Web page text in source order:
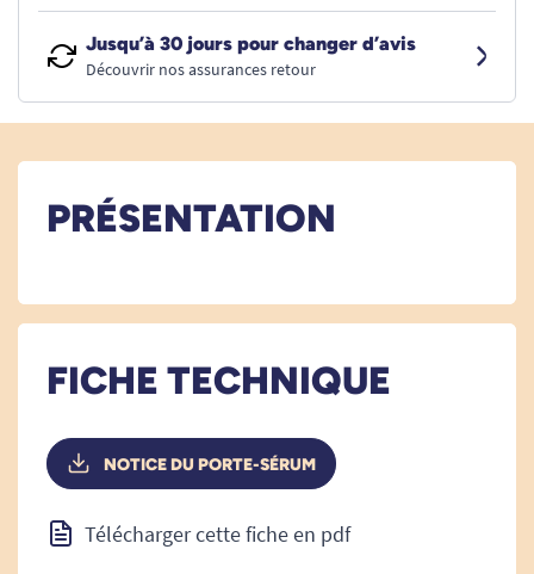
Jusqu’à 30 jours pour changer d’avis
Découvrir nos assurances retour
PRÉSENTATION
FICHE TECHNIQUE
NOTICE DU PORTE-SÉRUM
Télécharger cette fiche en pdf